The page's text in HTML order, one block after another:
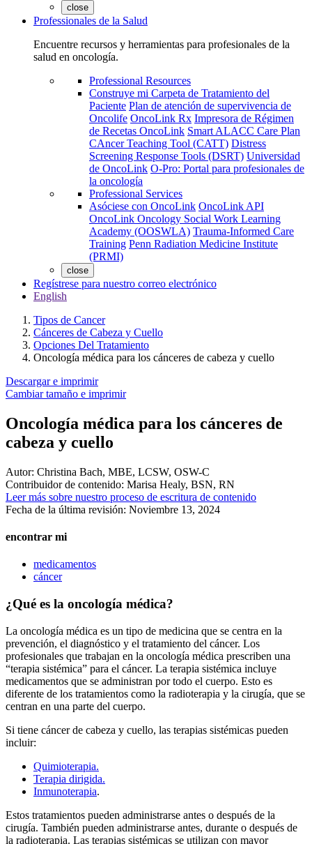
close
Professionales de la Salud
Encuentre recursos y herramientas para profesionales de la
salud en oncología.
Professional Resources
Construye mi Carpeta de Tratamiento del
Paciente Plan de atención de supervivencia de
Oncolife OncoLink Rx Impresora de Régimen
de Recetas OncoLink Smart ALACC Care Plan
CAncer Teaching Tool (CATT) Distress
Screening Response Tools (DSRT) Universidad
de OncoLink O-Pro: Portal para profesionales de
la oncología
Professional Services
Asóciese con OncoLink OncoLink API
OncoLink Oncology Social Work Learning
Academy (OOSWLA) Trauma-Informed Care
Training Penn Radiation Medicine Institute
(PRMI)
close
Regístrese para nuestro correo electrónico
English
Tipos de Cancer
Cánceres de Cabeza y Cuello
Opciones Del Tratamiento
Oncología médica para los cánceres de cabeza y cuello
Descargar e imprimir
Cambiar tamaño e imprimir
Oncología médica para los cánceres de
cabeza y cuello
Autor: Christina Bach, MBE, LCSW, OSW-C
Contribuidor de contenido: Marisa Healy, BSN, RN
Leer más sobre nuestro proceso de escritura de contenido
Fecha de la última revisión: Noviembre 13, 2024
encontrar mi
medicamentos
cáncer
¿Qué es la oncología médica?
La oncología médica es un tipo de medicina que se centra en la
prevención, el diagnóstico y el tratamiento del cáncer. Los
profesionales que trabajan en la oncología médica prescriben una
“terapia sistémica” para el cáncer. La terapia sistémica incluye
medicamentos que se administran por todo el cuerpo. Esto es
diferente de los tratamientos como la radioterapia y la cirugía, que se
centran en una parte del cuerpo.
Si tiene cáncer de cabeza y cuello, las terapias sistémicas pueden
incluir:
Quimioterapia.
Terapia dirigida.
Inmunoterapia.
Estos tratamientos pueden administrarse antes o después de la
cirugía. También pueden administrarse antes, durante o después de
la radioterapia. Las terapias sistémicas se utilizan con mayor